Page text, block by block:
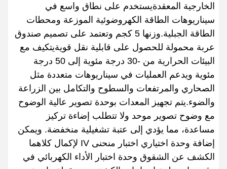
الخارجية المعقدةيستخدم على نطاق واسع في
سيناريوهات الطاقة الكهروضوئية الموزعة ومحطات
الطاقة الجبلية.وزنها 5 كجم وتعتمد على تصميم صندوق
عربة محمولة للحصول على قابلية نقل قويةيتكيف مع
البيئات الحرارية من -30 درجة مئوية إلى 50 درجة
مئوية ويدعم العمليات في سيناريوهات متعددة مثل
الصحاري والمرتفعات والسطوح والتكامل بين الزراعة
والضوء.يتم تجهيز المعدات بوحدة تصوير عالية الوضوح
مع وضوح تصوير موحد ولا تتطلب إضاءة تركيز
مساعدة، مما يؤدي إلى عتبة تشغيلية منخفضة. ويمكن
إضافة وحدة اختياري اختبار منحنى IV لإكمال كلاهما
الكشف عن الشقوق وحدة اختبار الأداء الكهربائي في